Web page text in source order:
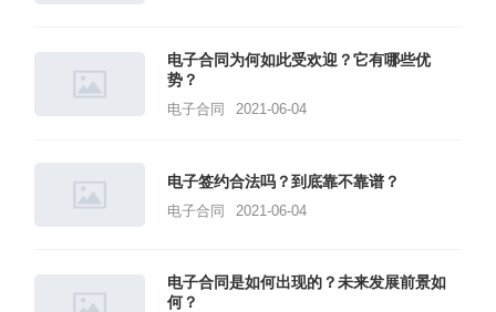
电子合同为何如此受欢迎？它有哪些优
势？
电子合同 2021-06-04
电子签约合法吗？到底靠不靠谱？
电子合同 2021-06-04
电子合同是如何出现的？未来发展前景如
何？